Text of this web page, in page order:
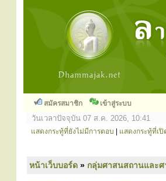
สมัครสมาชิก เข้าสู่ระบบ
วันเวลาปัจจุบัน 07 ส.ค. 2026, 10:41
แสดงกระทู้ที่ยังไม่มีการตอบ แสดงกระทู้ที่เ
หน้าเว็บบอร์ด » กลุ่มศาสนสถานและ